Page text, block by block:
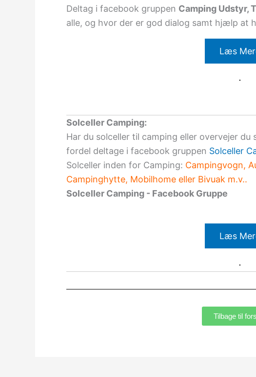
Deltag i facebook gruppen Camping Udstyr,
alle, og hvor der er god dialog samt hjælp at
Læs
Solceller Camping:
Har du solceller til camping eller overvejer du
fordel deltage i facebook gruppen Solceller
Solceller inden for Camping: Campingvogn,
Campinghytte, Mobilhome eller Bivuak m.v..
Solceller Camping - Facebook Gruppe
Læs
Tilbage til